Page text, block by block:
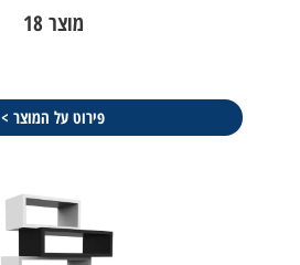
מוצר 18
פירוט על המוצר >